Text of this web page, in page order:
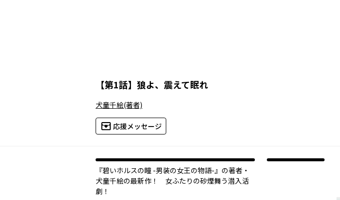
【第1話】 狼よ、震えて眠れ
犬童千絵(著者)
応援メッセージ
『碧いホルスの瞳 -男装の女王の物語-』の著者・
犬童千絵の最新作！ 女ふたりの砂煙舞う潜入活
劇！